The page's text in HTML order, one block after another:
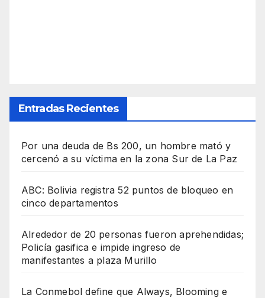
Entradas Recientes
Por una deuda de Bs 200, un hombre mató y
cercenó a su víctima en la zona Sur de La Paz
ABC: Bolivia registra 52 puntos de bloqueo en
cinco departamentos
Alrededor de 20 personas fueron aprehendidas;
Policía gasifica e impide ingreso de
manifestantes a plaza Murillo
La Conmebol define que Always, Blooming e